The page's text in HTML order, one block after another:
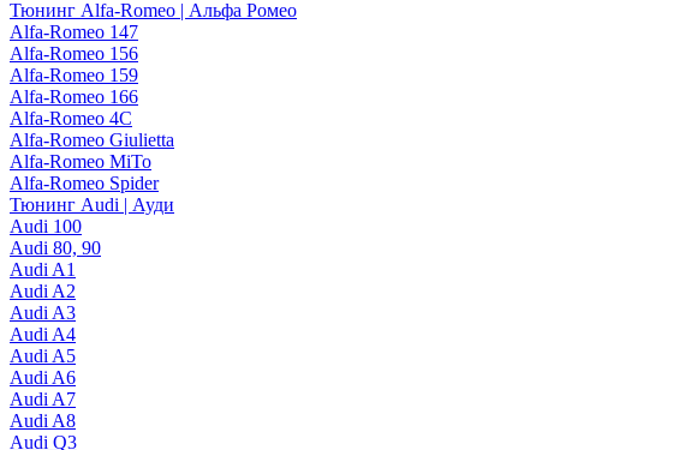
Тюнинг Alfa-Romeo | Альфа Ромео
Alfa-Romeo 147
Alfa-Romeo 156
Alfa-Romeo 159
Alfa-Romeo 166
Alfa-Romeo 4C
Alfa-Romeo Giulietta
Alfa-Romeo MiTo
Alfa-Romeo Spider
Тюнинг Audi | Ауди
Audi 100
Audi 80, 90
Audi A1
Audi A2
Audi A3
Audi A4
Audi A5
Audi A6
Audi A7
Audi A8
Audi Q3